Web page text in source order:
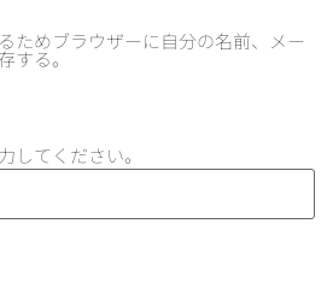
ためブラウザーに自分の名前、メー
する。
してください。